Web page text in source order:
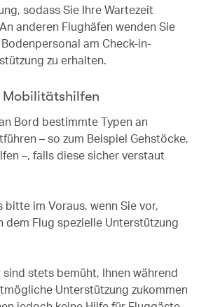
sodass Sie Ihre Wartezeit
anderen Flughäfen wenden Sie
am Check-in-
zu erhalten.
Mobilitätshilfen
Bord bestimmte Typen an
– so zum Beispiel Gehstöcke,
–, falls diese sicher verstaut
bitte im Voraus, wenn Sie vor,
dem Flug spezielle Unterstützung
stets bemüht, Ihnen während
Unterstützung zukommen